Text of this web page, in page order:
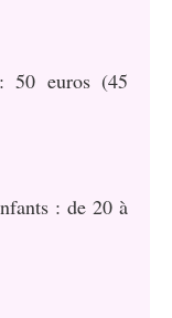
50 euros (45
: de 20 à